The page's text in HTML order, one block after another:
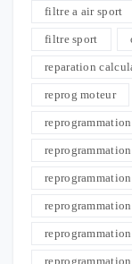
filtre a air sport
filtre sport
reparation
reprog moteur